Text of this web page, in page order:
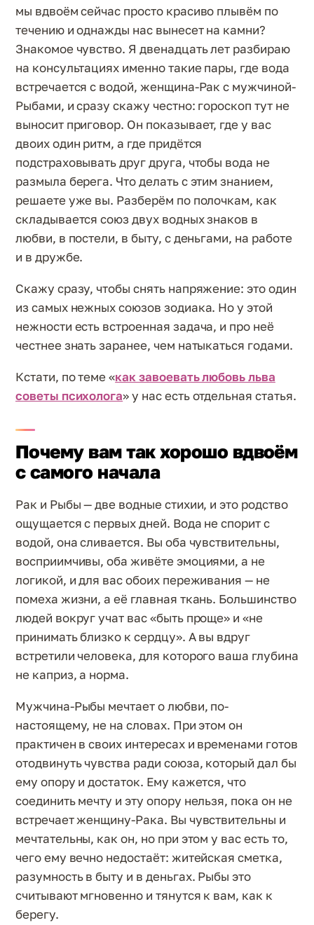
мы вдвоём сейчас просто красиво плывём по
течению и однажды нас вынесет на камни?
Знакомое чувство. Я двенадцать лет разбираю
на консультациях именно такие пары, где вода
встречается с водой, женщина-Рак с мужчиной-
Рыбами, и сразу скажу честно: гороскоп тут не
выносит приговор. Он показывает, где у вас
двоих один ритм, а где придётся
подстраховывать друг друга, чтобы вода не
размыла берега. Что делать с этим знанием,
решаете уже вы. Разберём по полочкам, как
складывается союз двух водных знаков в
любви, в постели, в быту, с деньгами, на работе
и в дружбе.
Скажу сразу, чтобы снять напряжение: это один
из самых нежных союзов зодиака. Но у этой
нежности есть встроенная задача, и про неё
честнее знать заранее, чем натыкаться годами.
Кстати, по теме «как завоевать любовь льва
советы психолога» у нас есть отдельная статья.
Почему вам так хорошо вдвоём
с самого начала
Рак и Рыбы — две водные стихии, и это родство
ощущается с первых дней. Вода не спорит с
водой, она сливается. Вы оба чувствительны,
восприимчивы, оба живёте эмоциями, а не
логикой, и для вас обоих переживания — не
помеха жизни, а её главная ткань. Большинство
людей вокруг учат вас «быть проще» и «не
принимать близко к сердцу». А вы вдруг
встретили человека, для которого ваша глубина
не каприз, а норма.
Мужчина-Рыбы мечтает о любви, по-
настоящему, не на словах. При этом он
практичен в своих интересах и временами готов
отодвинуть чувства ради союза, который дал бы
ему опору и достаток. Ему кажется, что
соединить мечту и эту опору нельзя, пока он не
встречает женщину-Рака. Вы чувствительны и
мечтательны, как он, но при этом у вас есть то,
чего ему вечно недостаёт: житейская сметка,
разумность в быту и в деньгах. Рыбы это
считывают мгновенно и тянутся к вам, как к
берегу.